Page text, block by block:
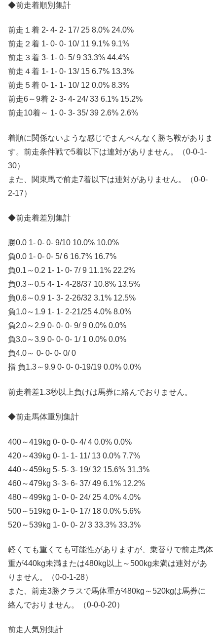
◆前走着順別集計
前走１着 2- 4- 2- 17/ 25 8.0% 24.0%
前走２着 1- 0- 0- 10/ 11 9.1% 9.1%
前走３着 3- 1- 0- 5/ 9 33.3% 44.4%
前走４着 1- 1- 0- 13/ 15 6.7% 13.3%
前走５着 0- 1- 1- 10/ 12 0.0% 8.3%
前走6～9着 2- 3- 4- 24/ 33 6.1% 15.2%
前走10着～ 1- 0- 3- 35/ 39 2.6% 2.6%
着順に関係ないような感じでまんべんなく勝ち鞍がありま
す。前走条件戦で5着以下は連対がありません。（0-0-1-
30）
また、関東馬で前走7着以下は連対がありません。（0-0-
2-17）
◆前走着差別集計
勝0.0 1- 0- 0- 9/10 10.0% 10.0%
負0.0 1- 0- 0- 5/ 6 16.7% 16.7%
負0.1～0.2 1- 1- 0- 7/ 9 11.1% 22.2%
負0.3～0.5 4- 1- 4-28/37 10.8% 13.5%
負0.6～0.9 1- 3- 2-26/32 3.1% 12.5%
負1.0～1.9 1- 1- 2-21/25 4.0% 8.0%
負2.0～2.9 0- 0- 0- 9/ 9 0.0% 0.0%
負3.0～3.9 0- 0- 0- 1/ 1 0.0% 0.0%
負4.0～ 0- 0- 0- 0/ 0
指 負1.3～9.9 0- 0- 0-19/19 0.0% 0.0%
前走着差1.3秒以上負けは馬券に絡んでおりません。
◆前走馬体重別集計
400～419kg 0- 0- 0- 4/ 4 0.0% 0.0%
420～439kg 0- 1- 1- 11/ 13 0.0% 7.7%
440～459kg 5- 5- 3- 19/ 32 15.6% 31.3%
460～479kg 3- 3- 6- 37/ 49 6.1% 12.2%
480～499kg 1- 0- 0- 24/ 25 4.0% 4.0%
500～519kg 0- 1- 0- 17/ 18 0.0% 5.6%
520～539kg 1- 0- 0- 2/ 3 33.3% 33.3%
軽くても重くても可能性がありますが、乗替りで前走馬体
重が440kg未満または480kg以上～500kg未満は連対があ
りません。（0-0-1-28）
また、前走3勝クラスで馬体重が480kg～520kgは馬券に
絡んでおりません。（0-0-0-20）
前走人気別集計